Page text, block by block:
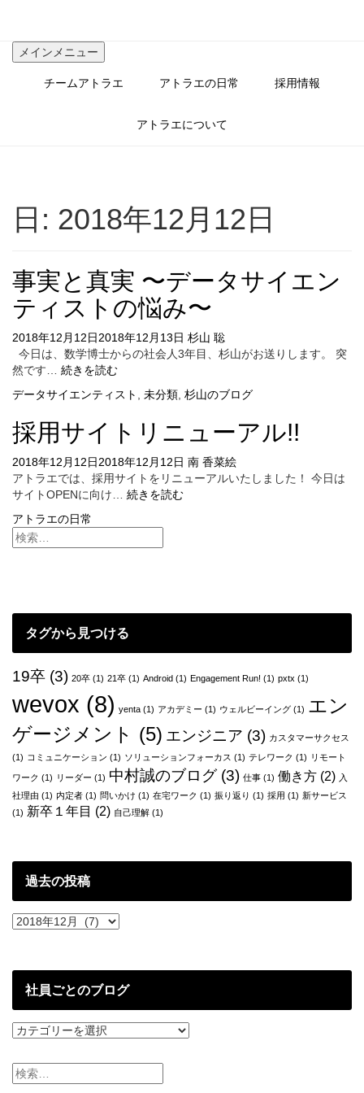
メインメニュー
チームアトラエ アトラエの日常 採用情報
アトラエについて
日: 2018年12月12日
事実と真実 〜データサイエン
ティストの悩み〜
2018年12月12日2018年12月13日 杉山 聡
今日は、数学博士からの社会人3年目、杉山がお送りします。 突
然です… 続きを読む事
と
実
デ
ー
タ
イ
エ
ス
ト
み〜
データサイエンティスト 未分類 杉山のブログ
採用サイトリニューアル!!
2018年12月12日2018年12月12日 南 香菜絵
アトラエでは、採用サイトをリニューアルいたしました！ 今日は
サイトOPENに向け… 続きを読む採
ル!!
アトラエの日常
タグから見つける
19卒 (3) 20卒 (1) 21卒 (1) Android (1) Engagement Run! (1) pxtx (1)
wevox (8) yenta (1) アカデミー (1) ウェルビーイング (1) エン
ゲージメント (5) エンジニア (3) カスタマーサクセス
(1) コミュニケーション (1) ソリューションフォーカス (1) テレワーク (1) リモート
ワーク (1) リーダー (1) 中村誠のブログ(3) 仕事 (1) 働き方 (2) 入
社理由 (1) 内定者 (1) 問いかけ (1) 在宅ワーク (1) 振り返り (1) 採用 (1) 新サービス
(1) 新卒１年目 (2) 自己理解 (1)
過去の投稿
過
投
社員ごとのブログ
社
ご
と